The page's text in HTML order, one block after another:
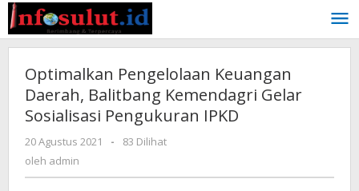
Lewati
ke
konten
Optimalkan Pengelolaan Keuangan
Daerah, Balitbang Kemendagri Gelar
Sosialisasi Pengukuran IPKD
20 Agustus 2021
oleh
-
83 Dilihat
oleh admin